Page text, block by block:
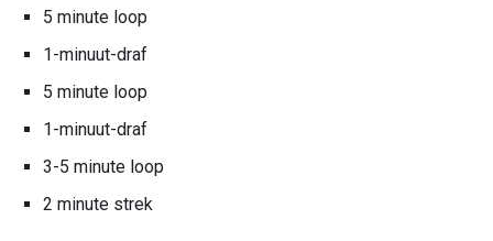
5 minute loop
1-minuut-draf
5 minute loop
1-minuut-draf
3-5 minute loop
2 minute strek